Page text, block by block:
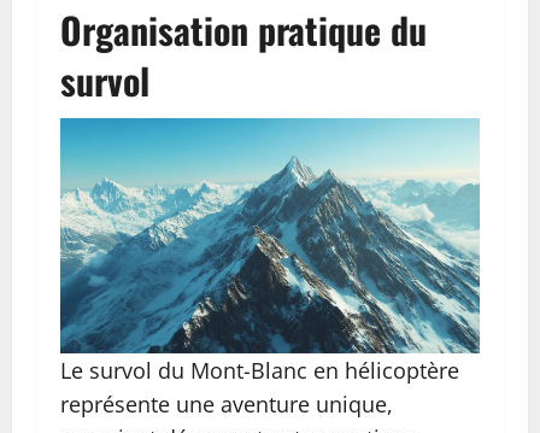
Organisation pratique du
survol
Le survol du Mont-Blanc en hélicoptère
représente une aventure unique,